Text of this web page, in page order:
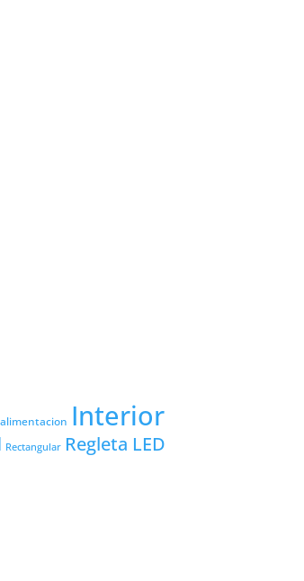
Interior
Rectangular Regleta LED